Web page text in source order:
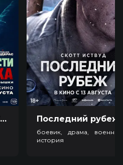
Во власти страха (18+)
боевик, драма,
история